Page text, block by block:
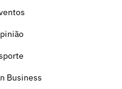
Business